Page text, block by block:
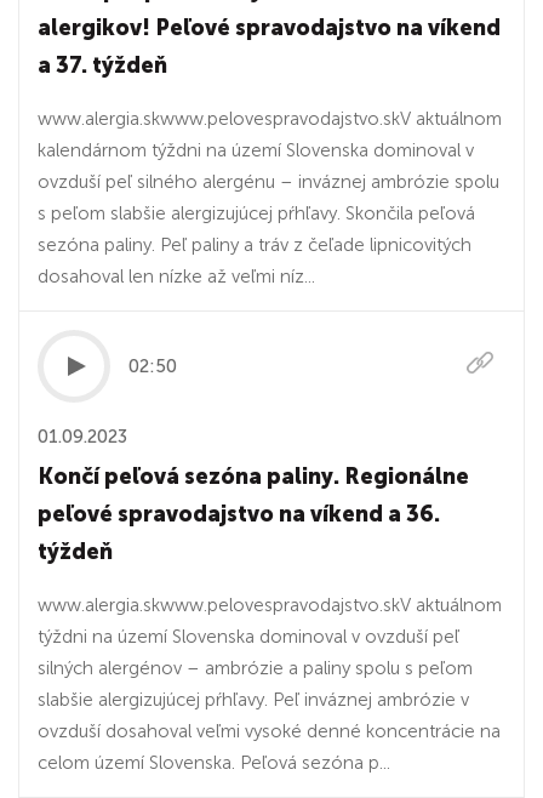
alergikov! Peľové spravodajstvo na víkend
a 37. týždeň
www.alergia.skwww.pelovespravodajstvo.skV aktuálnom
kalendárnom týždni na území Slovenska dominoval v
ovzduší peľ silného alergénu – inváznej ambrózie spolu
s peľom slabšie alergizujúcej pŕhľavy. Skončila peľová
sezóna paliny. Peľ paliny a tráv z čeľade lipnicovitých
dosahoval len nízke až veľmi níz...
02:50
01.09.2023
Končí peľová sezóna paliny. Regionálne
peľové spravodajstvo na víkend a 36.
týždeň
www.alergia.skwww.pelovespravodajstvo.skV aktuálnom
týždni na území Slovenska dominoval v ovzduší peľ
silných alergénov – ambrózie a paliny spolu s peľom
slabšie alergizujúcej pŕhľavy. Peľ inváznej ambrózie v
ovzduší dosahoval veľmi vysoké denné koncentrácie na
celom území Slovenska. Peľová sezóna p...